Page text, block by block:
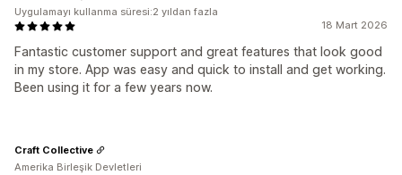
18 Mart 2026
Fantastic customer support and great features that look good
in my store. App was easy and quick to install and get working.
Been using it for a few years now.
Uygulamayı kullanma süresi:2 yıldan fazla
Craft Collective
Amerika Birleşik Devletleri